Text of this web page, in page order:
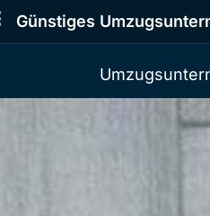
Günstiges